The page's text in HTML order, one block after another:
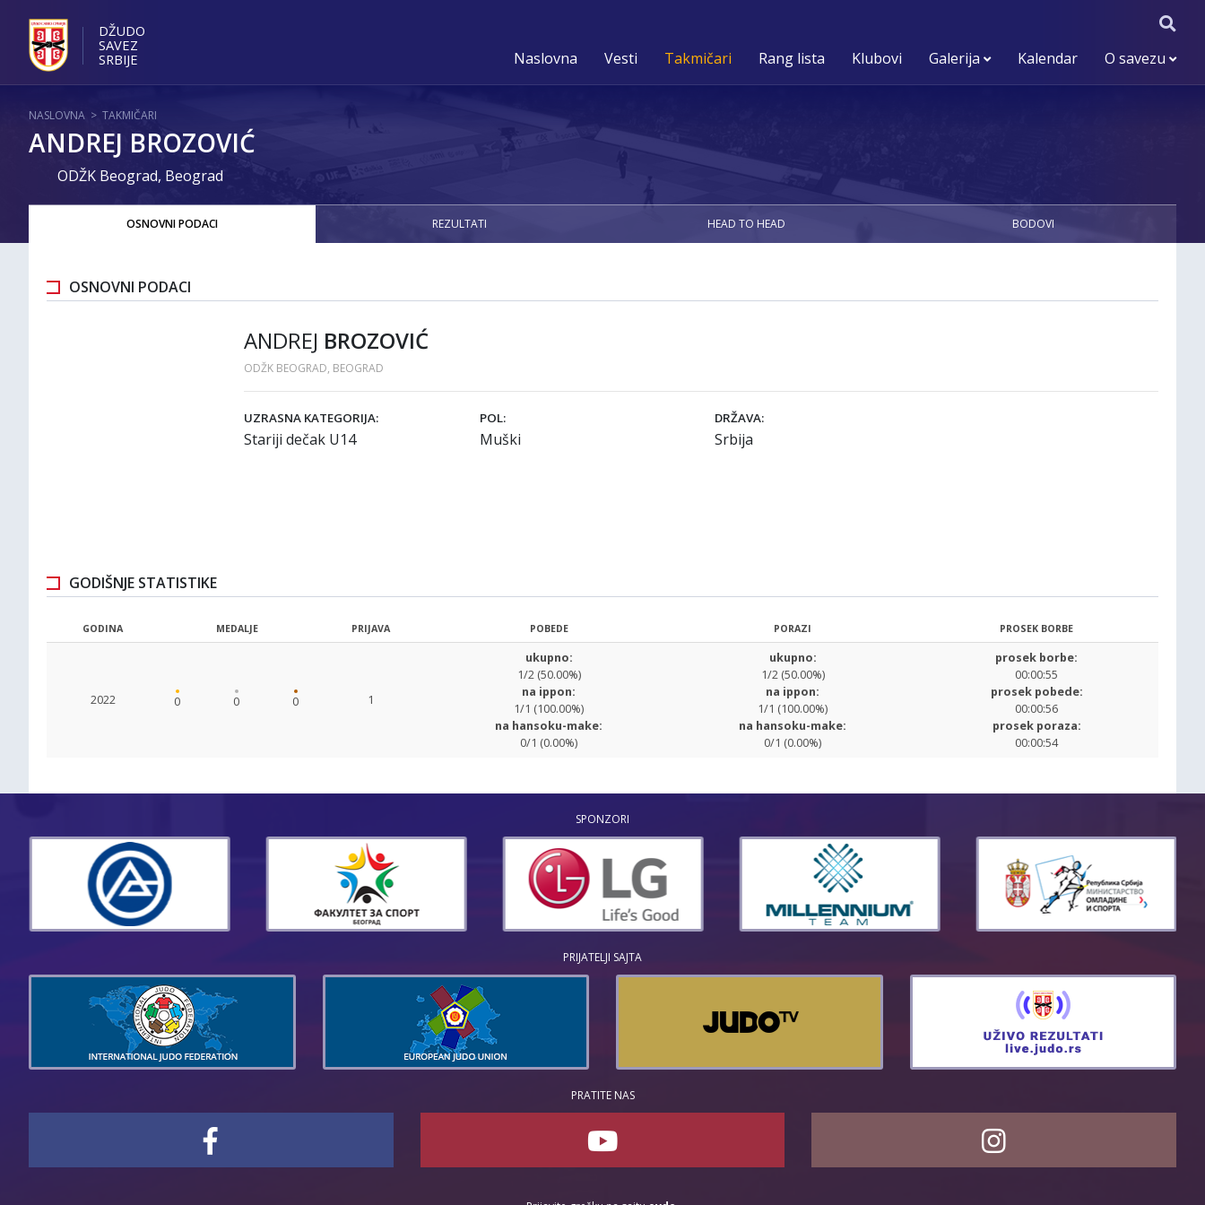
DŽUDO
SAVEZ
SRBIJE
Naslovna Vesti Takmičari Rang lista Klubovi Galerija Kalendar O savezu
NASLOVNA > TAKMIČARI
ANDREJ BROZOVIĆ
ODŽK Beograd, Beograd
OSNOVNI PODACI REZULTATI HEAD TO HEAD BODOVI
OSNOVNI PODACI
ANDREJ BROZOVIĆ
ODŽK BEOGRAD, BEOGRAD
UZRASNA KATEGORIJA:
Stariji dečak U14
POL:
Muški
DRŽAVA:
Srbija
GODIŠNJE STATISTIKE
GODINA MEDALJE PRIJAVA POBEDE PORAZI PROSEK BORBE
2022 0 0 0 1
ukupno:
1/2 (50.00%)
na ippon:
1/1 (100.00%)
na hansoku-make:
0/1 (0.00%)
ukupno:
1/2 (50.00%)
na ippon:
1/1 (100.00%)
na hansoku-make:
0/1 (0.00%)
prosek borbe:
00:00:55
prosek pobede:
00:00:56
prosek poraza:
00:00:54
SPONZORI
PRIJATELJI SAJTA
PRATITE NAS